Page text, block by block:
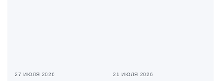
27 ИЮЛЯ 2026 21 ИЮЛЯ 2026